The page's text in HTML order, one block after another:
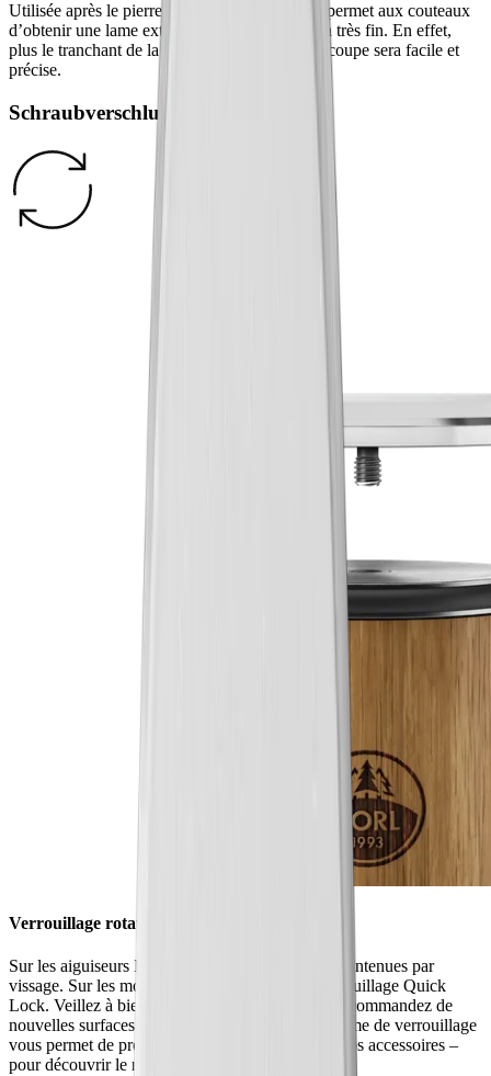
Utilisée après le pierre fine, la pierre extrafine permet aux couteaux
d’obtenir une lame extra lisse grâce à son grain très fin. En effet,
plus le tranchant de la lame est lisse, plus la découpe sera facile et
précise.
Schraubverschluss
Verrouillage rotatif
Sur les aiguiseurs HORL®2, les surfaces sont maintenues par
vissage. Sur les modèles HORL®3, c'est un verrouillage Quick
Lock. Veillez à bien vérifier ce point quand vous commandez de
nouvelles surfaces d'aiguisage HORL®. Le système de verrouillage
vous permet de profiter de toutes les qualités de nos accessoires –
pour découvrir le niveau de tranchant supérieur.